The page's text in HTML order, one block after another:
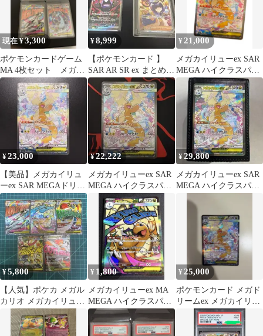
現在 ¥3,300
ポケモンカードゲーム
MA 4枚セット メガリ
ザードンex メガカイリ
ュウex等
¥8,999
【ポケモンカード 】
SAR AR SR ex まとめ売
り ムク モルペコex
¥ 21,000
メガカイリューex SAR
MEGA ハイクラスパッ
ク
¥23,000
【美品】メガカイリュ
ーex SAR MEGAドリー
ムex
¥22,222
メガカイリューex SAR
MEGA ハイクラスパッ
ク MEGAドリームex
¥29,800
メガカイリューex SAR
MEGA ハイクラスパッ
¥5,800
【人気】ポケカ メガル
カリオ メガカイリュー
メガサーナイト MA 5枚
¥ 1,800
メガカイリューex MA
MEGA ハイクラスパッ
ク MEGAドリーム ポ
ケカ
¥25,000
ポケモンカード メガド
リームex メガカイリュ
ーex 246/193 SAR